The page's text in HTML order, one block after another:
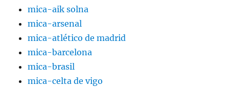
mica-aik solna
mica-arsenal
mica-atlético de madrid
mica-barcelona
mica-brasil
mica-celta de vigo